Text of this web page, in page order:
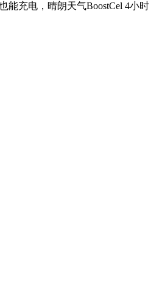
能充电，晴朗天气BoostCel 4小时